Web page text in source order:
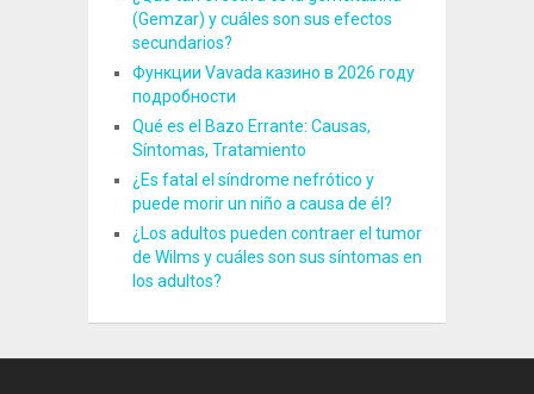
(Gemzar) y cuáles son sus efectos
secundarios?
Функции Vavada казино в 2026 году
подробности
Qué es el Bazo Errante: Causas,
Síntomas, Tratamiento
¿Es fatal el síndrome nefrótico y
puede morir un niño a causa de él?
¿Los adultos pueden contraer el tumor
de Wilms y cuáles son sus síntomas en
los adultos?